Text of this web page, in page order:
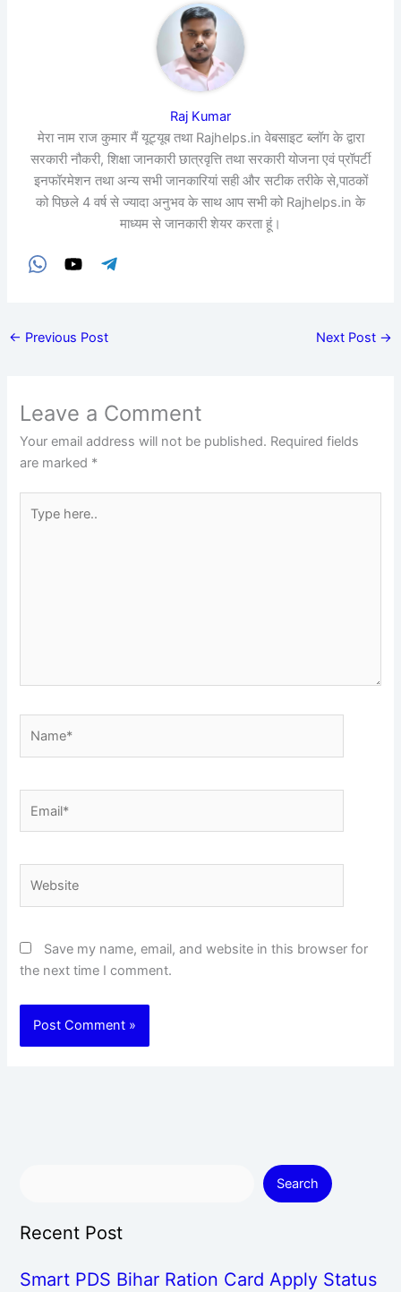
Raj Kumar
मेरा नाम राज कुमार मैं यूट्यूब तथा Rajhelps.in वेबसाइट ब्लॉग के द्वारा
सरकारी नौकरी, शिक्षा जानकारी छात्रवृत्ति तथा सरकारी योजना एवं प्रॉपर्टी
इनफॉरमेशन तथा अन्य सभी जानकारियां सही और सटीक तरीके से,पाठकों
को पिछले 4 वर्ष से ज्यादा अनुभव के साथ आप सभी को Rajhelps.in के
माध्यम से जानकारी शेयर करता हूं।
← Previous Post Next Post →
Leave a Comment
Your email address will not be published. Required fields
are marked *
here..
Save my name, email, and website in this browser for
the next time I comment.
Search
Recent Post
Smart PDS Bihar Ration Card Apply Status